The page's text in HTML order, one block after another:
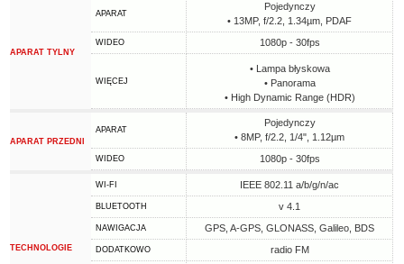
APARAT TYLNY
APARAT
Pojedynczy
• 13MP, f/2.2, 1.34µm, PDAF
WIDEO 1080p - 30fps
WIĘCEJ
• Lampa błyskowa
• Panorama
• High Dynamic Range (HDR)
APARAT PRZEDNI
APARAT
Pojedynczy
• 8MP, f/2.2, 1/4", 1.12µm
WIDEO 1080p - 30fps
TECHNOLOGIE
WI-FI IEEE 802.11 a/b/g/n/ac
BLUETOOTH v 4.1
NAWIGACJA GPS, A-GPS, GLONASS, Galileo, BDS
DODATKOWO
radio FM